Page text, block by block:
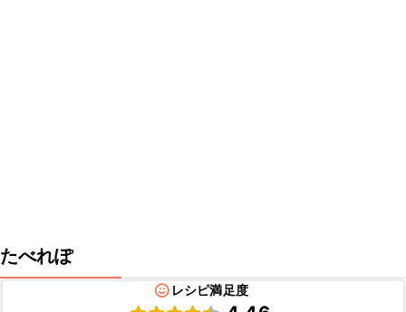
たべれぽ
レシピ満足度